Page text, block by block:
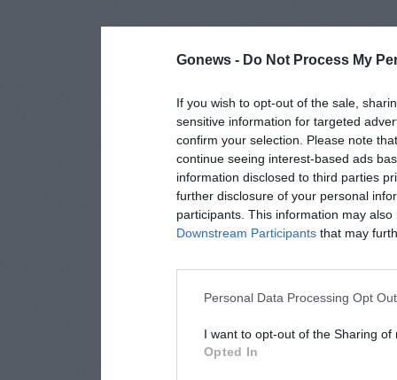
Gonews - Do Not Process My
If you wish to opt-out of the sale,
sensitive information for targeted
confirm your selection. Please note
continue seeing interest-based ads
information disclosed to third parties
further disclosure of your personal
participants. This information may
Downstream Participants that may
Personal Data Processing Opt
I want to opt-out of the Sharing of
Opted In